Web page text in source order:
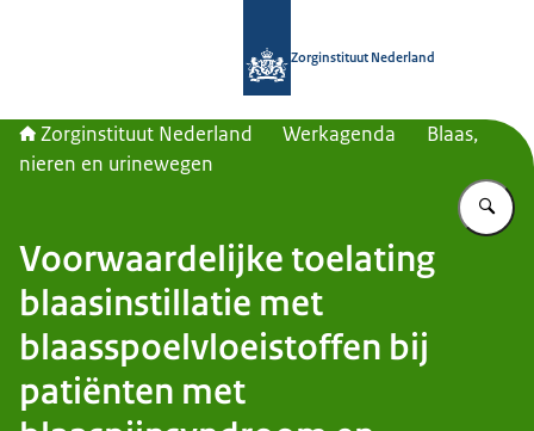
Zorginstituut Nederland
Zorginstituut Nederland Werkagenda
Blaas,
nieren en urinewegen
Voorwaardelijke toelating
blaasinstillatie met
blaasspoelvloeistoffen bij
patiënten met